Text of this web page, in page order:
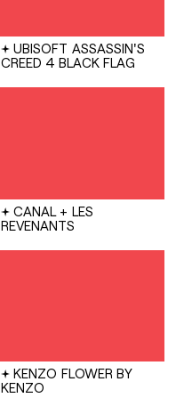
UBISOFT ASSASSIN'S
CREED 4 BLACK FLAG
CANAL + LES
REVENANTS
KENZO FLOWER BY
KENZO